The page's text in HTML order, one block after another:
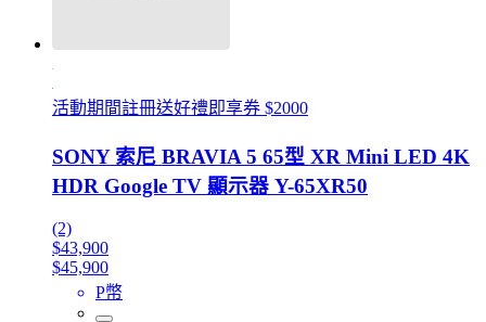
活動期間註冊送好禮即享券 $2000
SONY 索尼 BRAVIA 5 65型 XR Mini LED 4K
HDR Google TV 顯示器 Y-65XR50
(2)
$43,900
$45,900
P幣